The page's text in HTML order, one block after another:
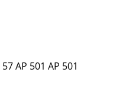
57 AP 501 AP 501